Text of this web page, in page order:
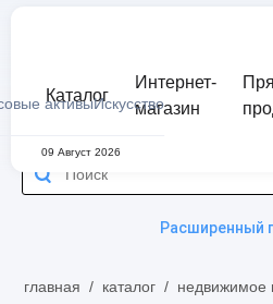
активыИскусство
Каталог
Интернет-
магазин
09 Август 2026
Расширенный
главная / каталог / недвижимое